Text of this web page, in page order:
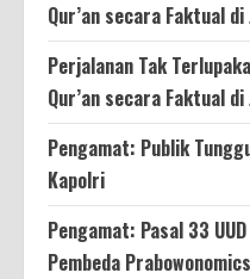
Qur’an secara Faktual
Perjalanan Tak
Qur’an secara Faktual di
Pengamat: Publik
Kapolri
Pengamat: Pasal 33
Pembeda